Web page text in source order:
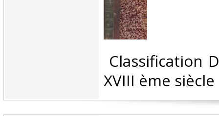
Classification
XVIII ème siècle‎